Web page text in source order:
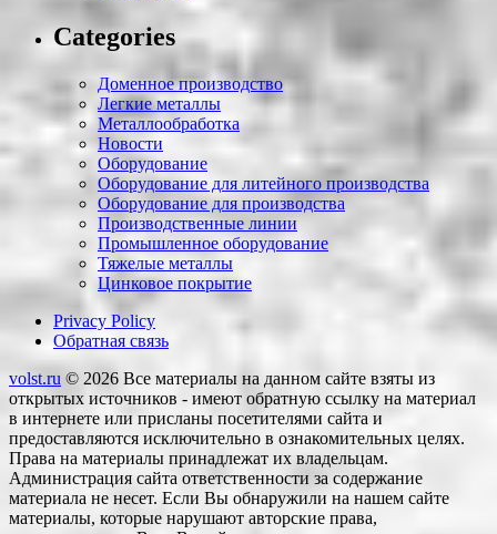
Categories
Доменное производство
Легкие металлы
Металлообработка
Новости
Оборудование
Оборудование для литейного производства
Оборудование для производства
Производственные линии
Промышленное оборудование
Тяжелые металлы
Цинковое покрытие
Privacy Policy
Обратная связь
volst.ru © 2026 Все материалы на данном сайте взяты из
открытых источников - имеют обратную ссылку на материал
в интернете или присланы посетителями сайта и
предоставляются исключительно в ознакомительных целях.
Права на материалы принадлежат их владельцам.
Администрация сайта ответственности за содержание
материала не несет. Если Вы обнаружили на нашем сайте
материалы, которые нарушают авторские права,